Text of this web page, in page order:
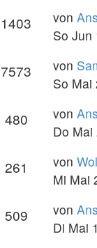
1403 von
So Jun
7573 von
So Mai
480 von
Do Mai
261 von
Mi Mai
509 von
Di Mai